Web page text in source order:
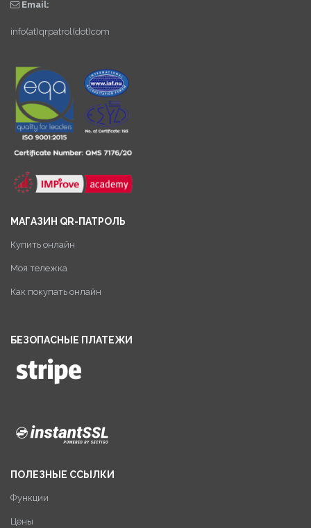
Email:
info(at)qrpatrol(dot)com
МАГАЗИН QR-ПАТРОЛЬ
Купить онлайн
Моя тележка
Как покупать онлайн
БЕЗОПАСНЫЕ ПЛАТЕЖИ
ПОЛЕЗНЫЕ ССЫЛКИ
Функции
Цены